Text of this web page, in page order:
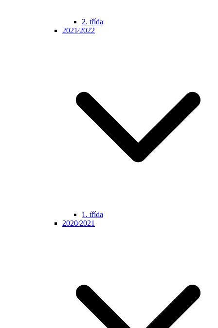
2. třída
2021⁄2022
1. třída
2020⁄2021